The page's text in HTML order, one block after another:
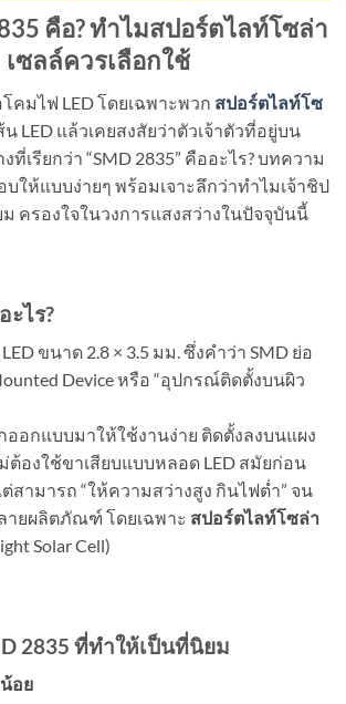
คือ? ทำไมสปอร์ตไลท์โซล่า
เซลล์ควรเลือกใช้
โคมไฟ LED โดยเฉพาะพวก สปอร์ตไลท์โซ
น LED แล้วเคยสงสัยว่าตัวเจ้าตัวที่อยู่บน
ที่เรียกว่า “SMD 2835” คืออะไร? บทความ
ให้แบบง่ายๆ พร้อมเจาะลึกว่าทำไมเจ้าชิป
ครองใจในวงการแสงสว่างในปัจจุบันนี้
ะไร?
ขนาด 2.8 × 3.5 มม. ซึ่งคำว่า SMD ย่อ
Device หรือ “อุปกรณ์ติดตั้งบนผิว
ออกแบบมาให้ใช้งานง่าย ติดตั้งลงบนแผง
ม่ต้องใช้ขาเสียบแบบหลอด LED สมัยก่อน
สามารถ “ให้ความสว่างสูง กินไฟต่ำ” จน
ายผลิตภัณฑ์ โดยเฉพาะ สปอร์ตไลท์โซล่า
Solar Cell)
2835 ที่ทำให้เป็นที่นิยม
อย